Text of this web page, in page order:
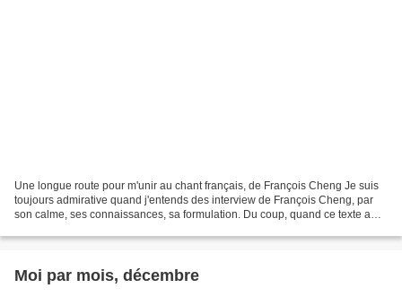
Une longue route pour m'unir au chant français, de François Cheng Je suis
toujours admirative quand j'entends des interview de François Cheng, par
son calme, ses connaissances, sa formulation. Du coup, quand ce texte a
Moi par mois, décembre